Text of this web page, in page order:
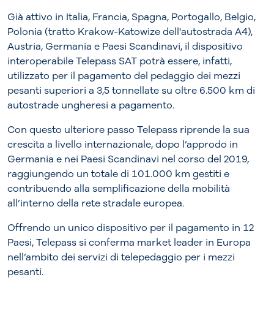
Già attivo in Italia, Francia, Spagna, Portogallo, Belgio,
Polonia (tratto Krakow-Katowize dell'autostrada A4),
Austria, Germania e Paesi Scandinavi, il dispositivo
interoperabile Telepass SAT potrà essere, infatti,
utilizzato per il pagamento del pedaggio dei mezzi
pesanti superiori a 3,5 tonnellate su oltre 6.500 km di
autostrade ungheresi a pagamento.
Con questo ulteriore passo Telepass riprende la sua
crescita a livello internazionale, dopo l’approdo in
Germania e nei Paesi Scandinavi nel corso del 2019,
raggiungendo un totale di 101.000 km gestiti e
contribuendo alla semplificazione della mobilità
all’interno della rete stradale europea.
Offrendo un unico dispositivo per il pagamento in 12
Paesi, Telepass si conferma market leader in Europa
nell’ambito dei servizi di telepedaggio per i mezzi
pesanti.